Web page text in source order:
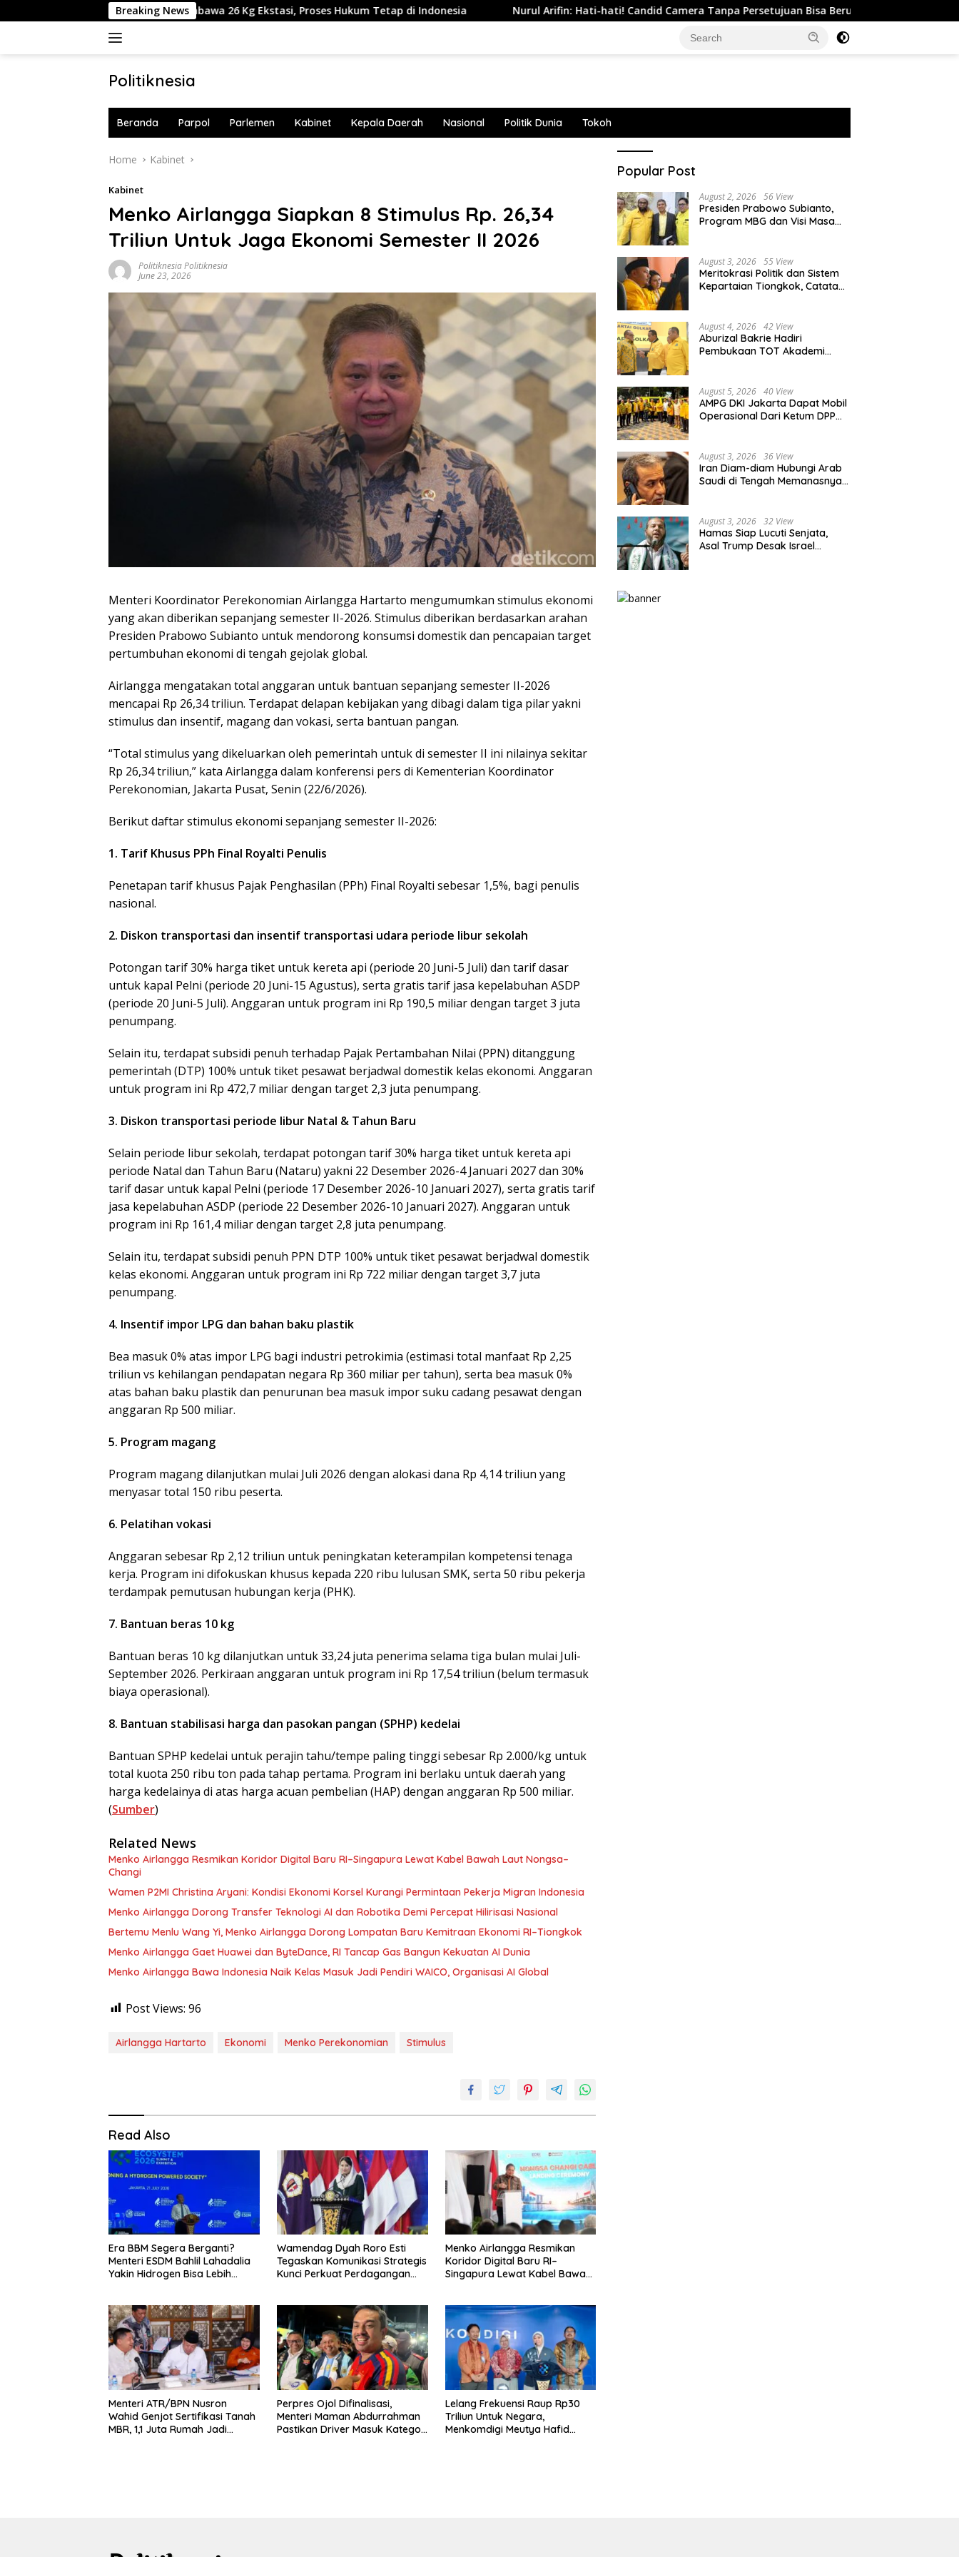
to
Breaking News
Pilot MAS Pembawa 26 Kg Ekstasi, Proses Hukum Tetap di Indonesia Nurul Arifin: Hati-hati! Candid Camera Tanpa Persetujuan Bisa Berujung Pelanggaran Privasi
Politiknesia
Beranda Parpol Parlemen Kabinet Kepala Daerah Nasional Politik Dunia Tokoh
Home Kabinet
Kabinet
Menko Airlangga Siapkan 8 Stimulus Rp. 26,34
Triliun Untuk Jaga Ekonomi Semester II 2026
Politiknesia Politiknesia
June 23, 2026
Menteri Koordinator Perekonomian Airlangga Hartarto mengumumkan stimulus ekonomi
yang akan diberikan sepanjang semester II-2026. Stimulus diberikan berdasarkan arahan
Presiden Prabowo Subianto untuk mendorong konsumsi domestik dan pencapaian target
pertumbuhan ekonomi di tengah gejolak global.
Airlangga mengatakan total anggaran untuk bantuan sepanjang semester II-2026
mencapai Rp 26,34 triliun. Terdapat delapan kebijakan yang dibagi dalam tiga pilar yakni
stimulus dan insentif, magang dan vokasi, serta bantuan pangan.
“Total stimulus yang dikeluarkan oleh pemerintah untuk di semester II ini nilainya sekitar
Rp 26,34 triliun,” kata Airlangga dalam konferensi pers di Kementerian Koordinator
Perekonomian, Jakarta Pusat, Senin (22/6/2026).
Berikut daftar stimulus ekonomi sepanjang semester II-2026:
1. Tarif Khusus PPh Final Royalti Penulis
Penetapan tarif khusus Pajak Penghasilan (PPh) Final Royalti sebesar 1,5%, bagi penulis
nasional.
2. Diskon transportasi dan insentif transportasi udara periode libur sekolah
Potongan tarif 30% harga tiket untuk kereta api (periode 20 Juni-5 Juli) dan tarif dasar
untuk kapal Pelni (periode 20 Juni-15 Agustus), serta gratis tarif jasa kepelabuhan ASDP
(periode 20 Juni-5 Juli). Anggaran untuk program ini Rp 190,5 miliar dengan target 3 juta
penumpang.
Selain itu, terdapat subsidi penuh terhadap Pajak Pertambahan Nilai (PPN) ditanggung
pemerintah (DTP) 100% untuk tiket pesawat berjadwal domestik kelas ekonomi. Anggaran
untuk program ini Rp 472,7 miliar dengan target 2,3 juta penumpang.
3. Diskon transportasi periode libur Natal & Tahun Baru
Selain periode libur sekolah, terdapat potongan tarif 30% harga tiket untuk kereta api
periode Natal dan Tahun Baru (Nataru) yakni 22 Desember 2026-4 Januari 2027 dan 30%
tarif dasar untuk kapal Pelni (periode 17 Desember 2026-10 Januari 2027), serta gratis tarif
jasa kepelabuhan ASDP (periode 22 Desember 2026-10 Januari 2027). Anggaran untuk
program ini Rp 161,4 miliar dengan target 2,8 juta penumpang.
Selain itu, terdapat subsidi penuh PPN DTP 100% untuk tiket pesawat berjadwal domestik
kelas ekonomi. Anggaran untuk program ini Rp 722 miliar dengan target 3,7 juta
penumpang.
4. Insentif impor LPG dan bahan baku plastik
Bea masuk 0% atas impor LPG bagi industri petrokimia (estimasi total manfaat Rp 2,25
triliun vs kehilangan pendapatan negara Rp 360 miliar per tahun), serta bea masuk 0%
atas bahan baku plastik dan penurunan bea masuk impor suku cadang pesawat dengan
anggaran Rp 500 miliar.
5. Program magang
Program magang dilanjutkan mulai Juli 2026 dengan alokasi dana Rp 4,14 triliun yang
menyasar total 150 ribu peserta.
6. Pelatihan vokasi
Anggaran sebesar Rp 2,12 triliun untuk peningkatan keterampilan kompetensi tenaga
kerja. Program ini difokuskan khusus kepada 220 ribu lulusan SMK, serta 50 ribu pekerja
terdampak pemutusan hubungan kerja (PHK).
7. Bantuan beras 10 kg
Bantuan beras 10 kg dilanjutkan untuk 33,24 juta penerima selama tiga bulan mulai Juli-
September 2026. Perkiraan anggaran untuk program ini Rp 17,54 triliun (belum termasuk
biaya operasional).
8. Bantuan stabilisasi harga dan pasokan pangan (SPHP) kedelai
Bantuan SPHP kedelai untuk perajin tahu/tempe paling tinggi sebesar Rp 2.000/kg untuk
total kuota 250 ribu ton pada tahap pertama. Program ini berlaku untuk daerah yang
harga kedelainya di atas harga acuan pembelian (HAP) dengan anggaran Rp 500 miliar.
(Sumber)
Related News
Menko Airlangga Resmikan Koridor Digital Baru RI–Singapura Lewat Kabel Bawah Laut Nongsa–
Changi
Wamen P2MI Christina Aryani: Kondisi Ekonomi Korsel Kurangi Permintaan Pekerja Migran Indonesia
Menko Airlangga Dorong Transfer Teknologi AI dan Robotika Demi Percepat Hilirisasi Nasional
Bertemu Menlu Wang Yi, Menko Airlangga Dorong Lompatan Baru Kemitraan Ekonomi RI–Tiongkok
Menko Airlangga Gaet Huawei dan ByteDance, RI Tancap Gas Bangun Kekuatan AI Dunia
Menko Airlangga Bawa Indonesia Naik Kelas Masuk Jadi Pendiri WAICO, Organisasi AI Global
Post Views: 96
Airlangga Hartarto Ekonomi Menko Perekonomian Stimulus
Read Also
Era BBM Segera Berganti?
Menteri ESDM Bahlil Lahadalia
Yakin Hidrogen Bisa Lebih
Wamendag Dyah Roro Esti
Tegaskan Komunikasi Strategis
Kunci Perkuat Perdagangan
Menko Airlangga Resmikan
Koridor Digital Baru RI–
Singapura Lewat Kabel Bawah
Menteri ATR/BPN Nusron
Wahid Genjot Sertifikasi Tanah
MBR, 1,1 Juta Rumah Jadi
Perpres Ojol Difinalisasi,
Menteri Maman Abdurrahman
Pastikan Driver Masuk Kategori
Lelang Frekuensi Raup Rp30
Triliun Untuk Negara,
Menkomdigi Meutya Hafid
Popular Post
August 2, 2026 56 View
Presiden Prabowo Subianto,
Program MBG dan Visi Masa
August 3, 2026 55 View
Meritokrasi Politik dan Sistem
Kepartaian Tiongkok, Catatan
August 4, 2026 42 View
Aburizal Bakrie Hadiri
Pembukaan TOT Akademi
Berkualitas
August 5, 2026 40 View
AMPG DKI Jakarta Dapat Mobil
Operasional Dari Ketum DPP
August 3, 2026 36 View
Iran Diam-diam Hubungi Arab
Saudi di Tengah Memanasnya
August 3, 2026 32 View
Hamas Siap Lucuti Senjata,
Asal Trump Desak Israel